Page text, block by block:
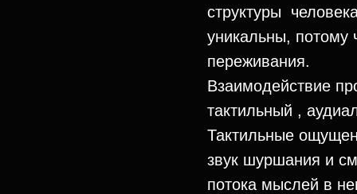
структуры
уникальны, потому
переживания.
Взаимодействие
тактильный ,
Тактильные
звук шуршания и
потока мыслей в